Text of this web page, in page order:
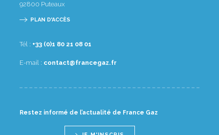
92800 Puteaux
PLAN D'ACCÈS
Tél : 10 80 12 08 1(0) 33+
E-mail : rf.zagecnarf@tcatnoc
Restez informé de l’actualité de France Gaz